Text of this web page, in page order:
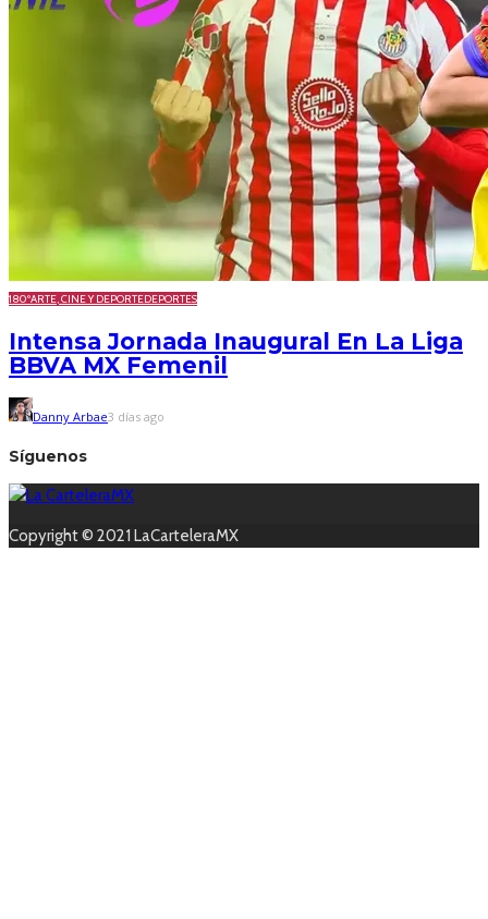
180ºARTE, CINE Y DEPORTEDEPORTES
Intensa Jornada Inaugural En La Liga
BBVA MX Femenil
Danny Arbae3 días ago
Síguenos
Copyright © 2021 LaCarteleraMX